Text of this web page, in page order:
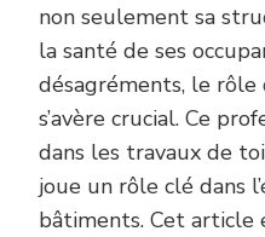
non seulement sa
la santé de ses
désagréments, le
s’avère crucial. Ce
dans les travaux de
joue un rôle clé dans
bâtiments. Cet article